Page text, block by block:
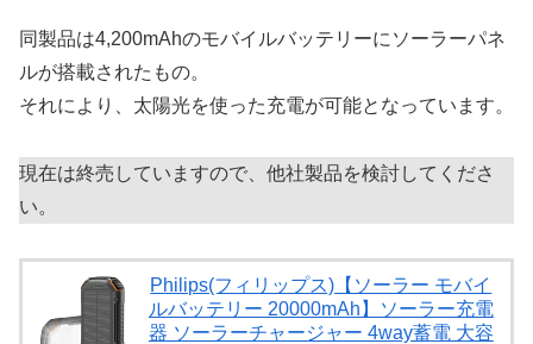
同製品は4,200mAhのモバイルバッテリーにソーラーパネ
ルが搭載されたもの。
それにより、太陽光を使った充電が可能となっています。
現在は終売していますので、他社製品を検討してくださ
い。
Philips(フィリップス)【ソーラー モバイ
ルバッテリー 20000mAh】ソーラー充電
器 ソーラーチャージャー 4way蓄電 大容